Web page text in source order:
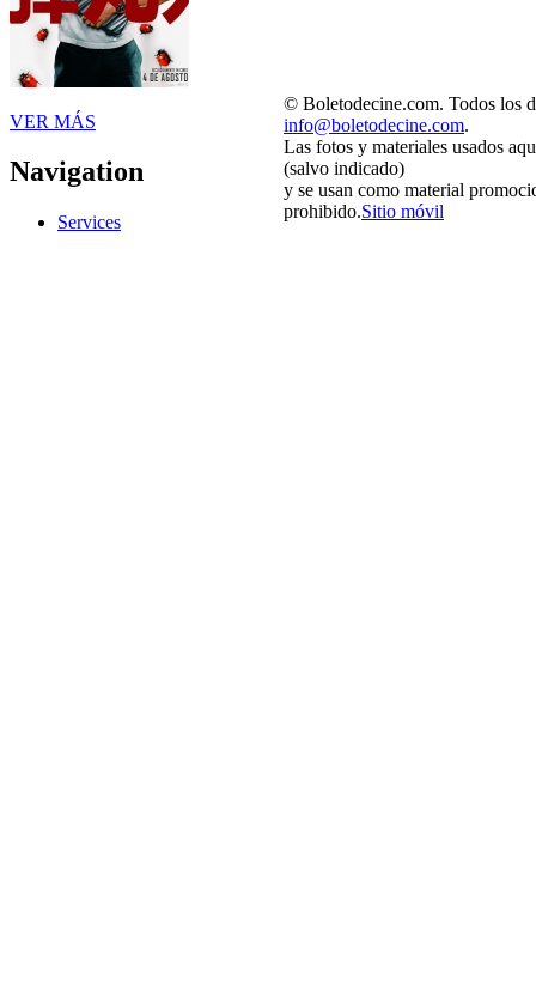
VER MÁS
Navigation
Services
© Boletodecine.com. Todos los
info@boletodecine.com.
Las fotos y materiales usados
(salvo indicado)
y se usan como material
prohibido.Sitio móvil